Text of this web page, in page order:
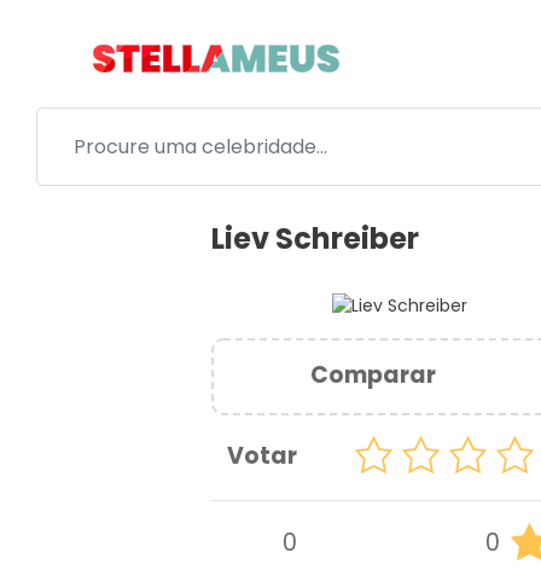
Liev Schreiber
Comparar
Votar
0 0